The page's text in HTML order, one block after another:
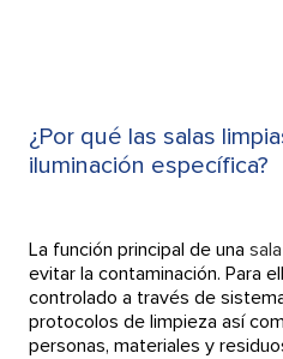
¿Por qué las salas
iluminación específica?
La función principal de una
evitar la contaminación. Para
controlado a través de
protocolos de limpieza así
personas, materiales y